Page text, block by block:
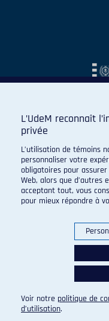
© 2026 Carabins de
L’UdeM reconnaît
privée
L’utilisation de témoins
personnaliser votre
obligatoires pour
Web, alors que d’autres
acceptant tout, vous
pour mieux répondre à
Voir notre politique de
d’utilisation.